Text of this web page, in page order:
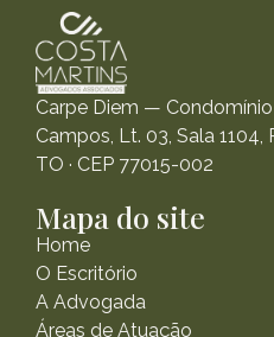
Carpe Diem —
Campos, Lt. 03, Sala
TO · CEP 77015-002
Mapa do site
Home
O Escritório
A Advogada
Áreas de Atuação